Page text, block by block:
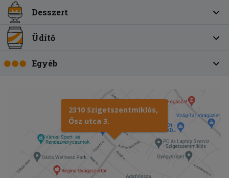
Desszert
Üdítő
Egyéb
2310 Szigetszentmiklós,
Ősz utca 3.